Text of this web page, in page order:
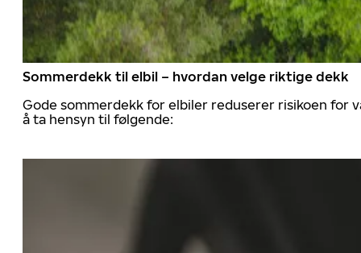
Sommerdekk til elbil – hvordan velge riktige dekk
Gode sommerdekk for elbiler reduserer risikoen for
å ta hensyn til følgende: